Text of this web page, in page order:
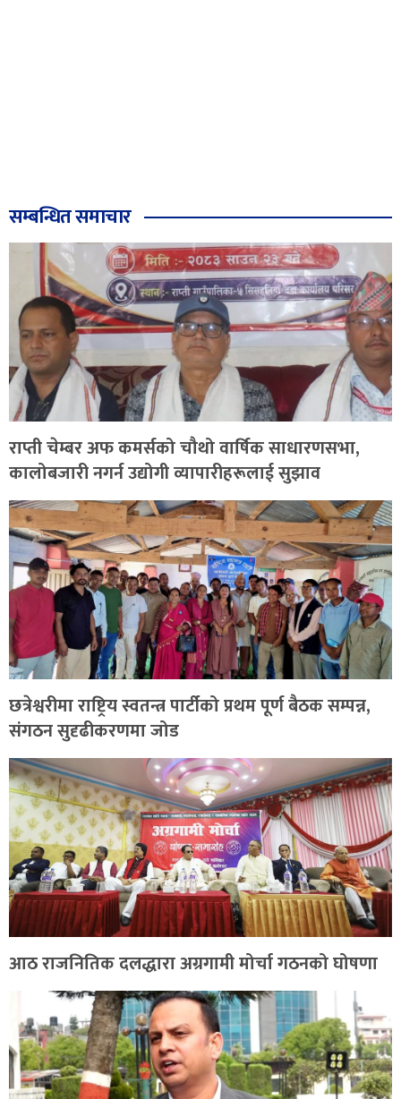
सम्बन्धित समाचार
राप्ती चेम्बर अफ कमर्सको चौथो वार्षिक साधारणसभा,
कालोबजारी नगर्न उद्योगी व्यापारीहरूलाई सुझाव
छत्रेश्वरीमा राष्ट्रिय स्वतन्त्र पार्टीको प्रथम पूर्ण बैठक सम्पन्न,
संगठन सुदृढीकरणमा जोड
आठ राजनितिक दलद्धारा अग्रगामी मोर्चा गठनको घोषणा